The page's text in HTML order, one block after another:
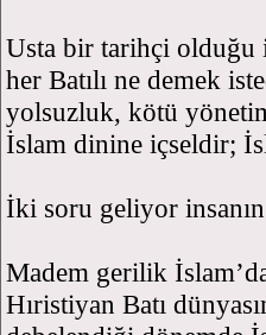
Usta bir tarihçi olduğu
her Batılı ne demek
yolsuzluk, kötü
İslam dinine içseldir;
İki soru geliyor
Madem gerilik
Hıristiyan Batı